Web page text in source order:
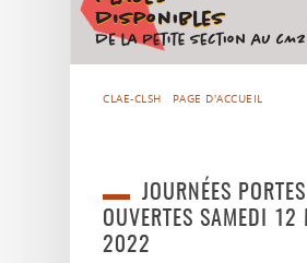
CLAE-CLSH PAGE D'ACCUEIL
JOURNÉES PORTES
OUVERTES SAMEDI 12
2022